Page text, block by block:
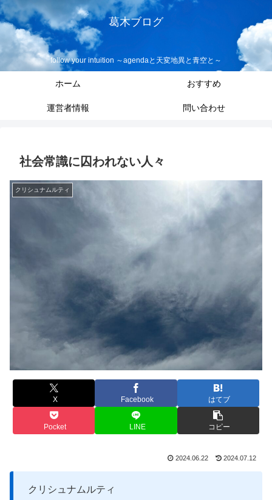
葛木ブログ
follow your intuition ～agendaと天変地異と青空と～
ホーム おすすめ
運営者情報 問い合わせ
社会常識に囚われない人々
クリシュナムルティ
X Facebook はてブ
Pocket LINE コピー
2024.06.22 2024.07.12
クリシュナムルティ